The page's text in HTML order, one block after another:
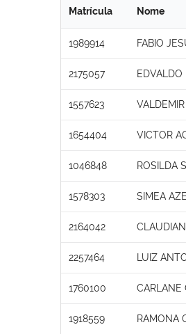
Matrícula Nome
1989914 FABIO
2175057 EDVALDO
1557623
1654404 VICTOR
1046848 ROSILDA
1578303 SIMEA
2164042
2257464 LUIZ
1760100 CARLANE
1918559 RAMONA